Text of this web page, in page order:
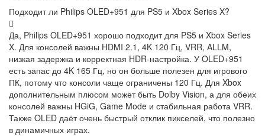
Подходит ли Philips OLED+951 для PS5 и Xbox Series X?
Да, Philips OLED+951 хорошо подходит для PS5 и Xbox Series
X. Для консолей важны HDMI 2.1, 4K 120 Гц, VRR, ALLM,
низкая задержка и корректная HDR-настройка. У OLED+951
есть запас до 4K 165 Гц, но он больше полезен для игрового
ПК, потому что консоли чаще ограничены 120 Гц. Для Xbox
дополнительным плюсом может быть Dolby Vision, а для обеих
консолей важны HGiG, Game Mode и стабильная работа VRR.
Также OLED даёт очень быстрый отклик пикселей, что полезно
в динамичных играх.